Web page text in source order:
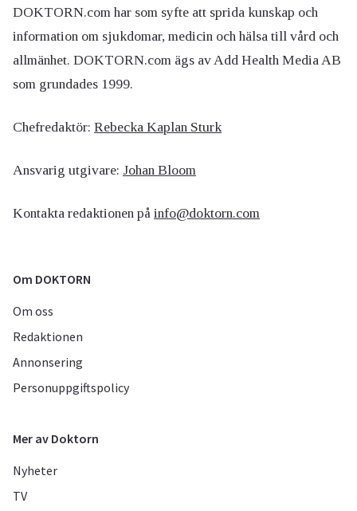
DOKTORN.com har som syfte att sprida kunskap och
information om sjukdomar, medicin och hälsa till vård och
allmänhet. DOKTORN.com ägs av Add Health Media AB
som grundades 1999.
Chefredaktör: Rebecka Kaplan Sturk
Ansvarig utgivare: Johan Bloom
Kontakta redaktionen på info@doktorn.com
Om DOKTORN
Om oss
Redaktionen
Annonsering
Personuppgiftspolicy
Mer av Doktorn
Nyheter
TV